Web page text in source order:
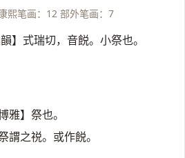
熙笔画：12 部外笔画：7
韻】式瑞切，音䬽。小祭也。
雅】祭也。
謂之祱。或作䬽。